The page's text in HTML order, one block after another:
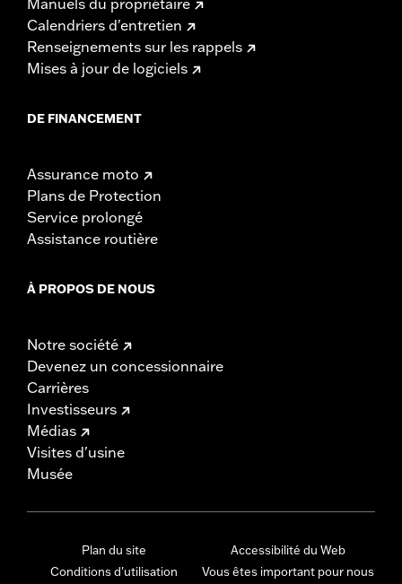
Calendriers d'entretien
Renseignements sur les rappels
Mises à jour de logiciels
DE FINANCEMENT
Assurance moto
Plans de Protection
Service prolongé
Assistance routière
À PROPOS DE NOUS
Notre société
Devenez un concessionnaire
Carrières
Investisseurs
Médias
Visites d'usine
Musée
Plan du site
Conditions d'utilisation
Accessibilité du Web
Vous êtes important pour nous